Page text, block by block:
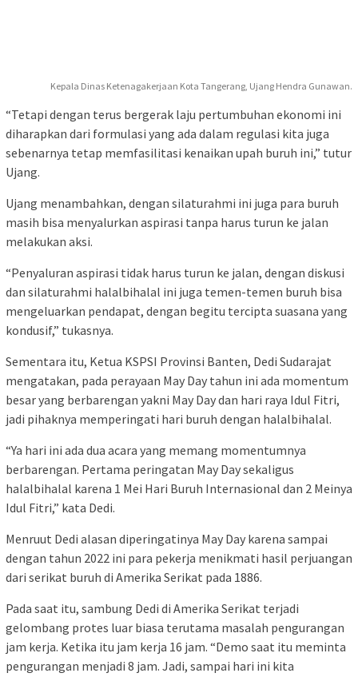
Kepala Dinas Ketenagakerjaan Kota Tangerang, Ujang Hendra Gunawan.
“Tetapi dengan terus bergerak laju pertumbuhan ekonomi ini
diharapkan dari formulasi yang ada dalam regulasi kita juga
sebenarnya tetap memfasilitasi kenaikan upah buruh ini,” tutur
Ujang.
Ujang menambahkan, dengan silaturahmi ini juga para buruh
masih bisa menyalurkan aspirasi tanpa harus turun ke jalan
melakukan aksi.
“Penyaluran aspirasi tidak harus turun ke jalan, dengan diskusi
dan silaturahmi halalbihalal ini juga temen-temen buruh bisa
mengeluarkan pendapat, dengan begitu tercipta suasana yang
kondusif,” tukasnya.
Sementara itu, Ketua KSPSI Provinsi Banten, Dedi Sudarajat
mengatakan, pada perayaan May Day tahun ini ada momentum
besar yang berbarengan yakni May Day dan hari raya Idul Fitri,
jadi pihaknya memperingati hari buruh dengan halalbihalal.
“Ya hari ini ada dua acara yang memang momentumnya
berbarengan. Pertama peringatan May Day sekaligus
halalbihalal karena 1 Mei Hari Buruh Internasional dan 2 Meinya
Idul Fitri,” kata Dedi.
Menruut Dedi alasan diperingatinya May Day karena sampai
dengan tahun 2022 ini para pekerja menikmati hasil perjuangan
dari serikat buruh di Amerika Serikat pada 1886.
Pada saat itu, sambung Dedi di Amerika Serikat terjadi
gelombang protes luar biasa terutama masalah pengurangan
jam kerja. Ketika itu jam kerja 16 jam. “Demo saat itu meminta
pengurangan menjadi 8 jam. Jadi, sampai hari ini kita